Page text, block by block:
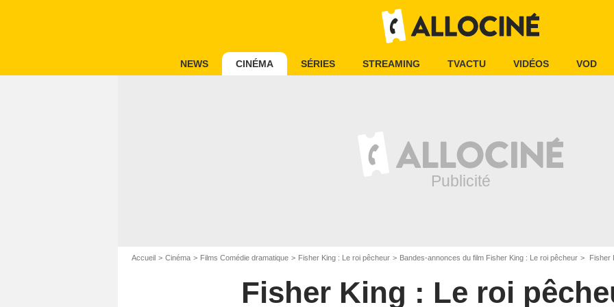
NEWS CINÉMA SÉRIES STREAMING TVACTU VIDÉOS VOD
Accueil Cinéma Films Comédie dramatique Fisher King : Le roi pêcheur Bandes-annonces du film Fisher King : Le roi pêcheur Fisher
Fisher King : Le roi